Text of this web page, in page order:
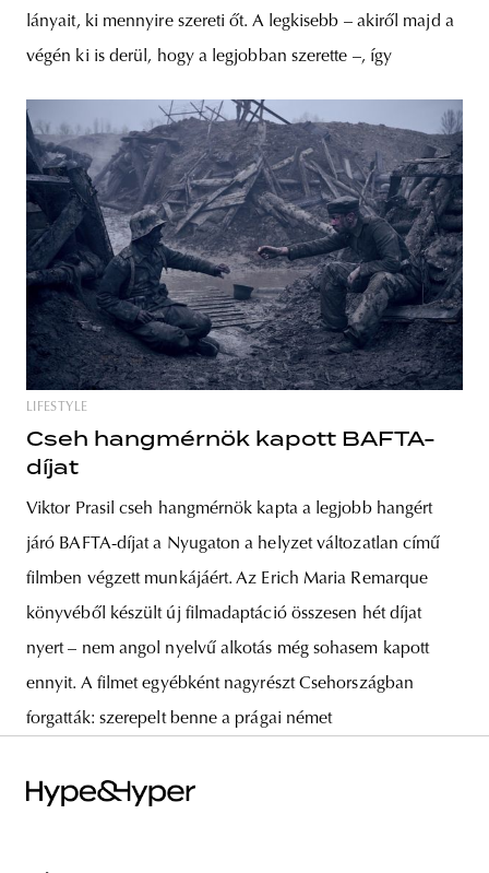
lányait, ki mennyire szereti őt. A legkisebb – akiről majd a
végén ki is derül, hogy a legjobban szerette –, így
LIFESTYLE
Cseh hangmérnök kapott BAFTA-
díjat
Viktor Prasil cseh hangmérnök kapta a legjobb hangért
járó BAFTA-díjat a Nyugaton a helyzet változatlan című
filmben végzett munkájáért. Az Erich Maria Remarque
könyvéből készült új filmadaptáció összesen hét díjat
nyert – nem angol nyelvű alkotás még sohasem kapott
ennyit. A filmet egyébként nagyrészt Csehországban
forgatták: szerepelt benne a prágai német